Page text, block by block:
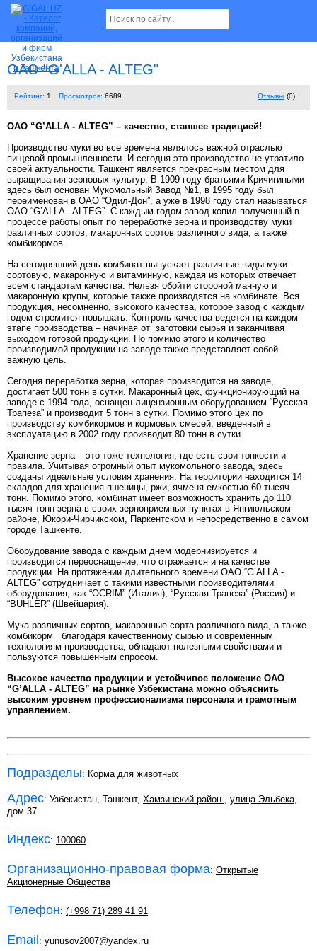
ОАО "G'ALLA - ALTEG"
Рейтинг: 1 Просмотров: 6689 Отзывы (0)
ОАО “G’ALLA - ALTEG” – качество, ставшее традицией!
Производство муки во все времена являлось важной отраслью
пищевой промышленности. И сегодня это производство не утратило
своей актуальности. Ташкент является прекрасным местом для
выращивания зерновых культур. В 1909 году братьями Кричигиными
здесь был основан Мукомольный Завод №1, в 1995 году был
переименован в ОАО “Одил-Дон”, а уже в 1998 году стал называться
ОАО “G’ALLA - ALTEG”. С каждым годом завод копил полученный в
процессе работы опыт по переработке зерна и производству муки
различных сортов, макаронных сортов различного вида, а также
комбикормов.
На сегодняшний день комбинат выпускает различные виды муки -
сортовую, макаронную и витаминную, каждая из которых отвечает
всем стандартам качества. Нельзя обойти стороной манную и
макаронную крупы, которые также производятся на комбинате. Вся
продукция, несомненно, высокого качества, которое завод с каждым
годом стремится повышать. Контроль качества ведется на каждом
этапе производства – начиная от заготовки сырья и заканчивая
выходом готовой продукции. Но помимо этого и количество
производимой продукции на заводе также представляет собой
важную цель.
Сегодня переработка зерна, которая производится на заводе,
достигает 500 тонн в сутки. Макаронный цех, функционирующий на
заводе с 1994 года, оснащен лицензионным оборудованием “Русская
Трапеза” и производит 5 тонн в сутки. Помимо этого цех по
производству комбикормов и кормовых смесей, введенный в
эксплуатацию в 2002 году производит 80 тонн в сутки.
Хранение зерна – это тоже технология, где есть свои тонкости и
правила. Учитывая огромный опыт мукомольного завода, здесь
созданы идеальные условия хранения. На территории находится 14
складов для хранения пшеницы, ржи, ячменя емкостью 60 тысяч
тонн. Помимо этого, комбинат имеет возможность хранить до 110
тысяч тонн зерна в своих зерноприемных пунктах в Янгиюльском
районе, Юкори-Чирчикском, Паркентском и непосредственно в самом
городе Ташкенте.
Оборудование завода с каждым днем модернизируется и
производится переоснащение, что отражается и на качестве
продукции. На протяжении длительного времени ОАО “G’ALLA -
ALTEG” сотрудничает с такими известными производителями
оборудования, как “OCRIM” (Италия), “Русская Трапеза” (Россия) и
“BUHLER” (Швейцария).
Мука различных сортов, макаронные сорта различного вида, а также
комбикорм благодаря качественному сырью и современным
технологиям производства, обладают полезными свойствами и
пользуются повышенным спросом.
Высокое качество продукции и устойчивое положение ОАО
“G’ALLA - ALTEG” на рынке Узбекистана можно объяснить
высоким уровнем профессионализма персонала и грамотным
управлением.
Подразделы: Корма для животных
Адрес: Узбекистан, Ташкент, Хамзинский район , улица Эльбека,
дом 37
Индекс: 100060
Организационно-правовая форма: Открытые
Акционерные Общества
Телефон: (+998 71) 289 41 91
Email : yunusov2007@yandex.ru